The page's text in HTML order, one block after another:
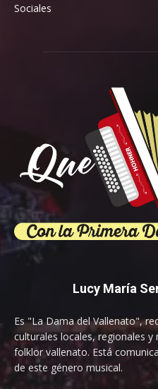
Sociales
Lucy María
Es "La Dama del Vallenato",
culturales locales, regionales
folklor vallenato. Está
de este género musical.